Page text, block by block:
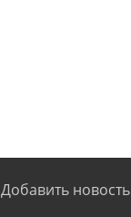
Добавить новость